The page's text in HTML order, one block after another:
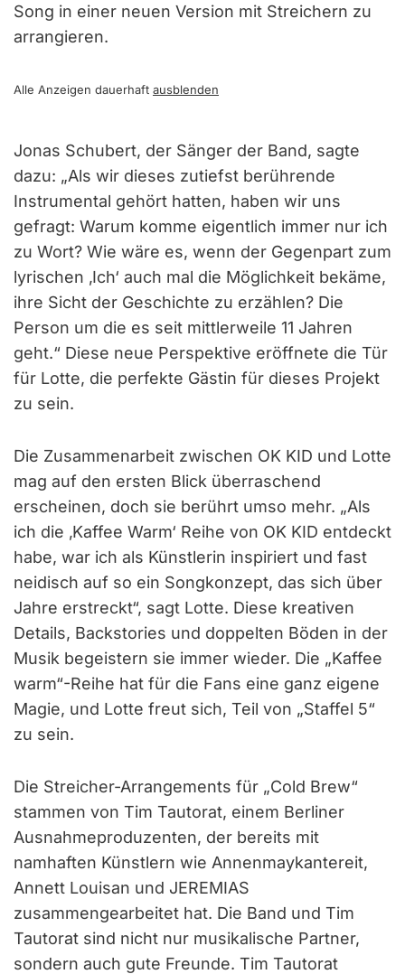
Song in einer neuen Version mit Streichern zu
arrangieren.
Alle Anzeigen dauerhaft ausblenden
Jonas Schubert, der Sänger der Band, sagte
dazu: „Als wir dieses zutiefst berührende
Instrumental gehört hatten, haben wir uns
gefragt: Warum komme eigentlich immer nur ich
zu Wort? Wie wäre es, wenn der Gegenpart zum
lyrischen ‚Ich‘ auch mal die Möglichkeit bekäme,
ihre Sicht der Geschichte zu erzählen? Die
Person um die es seit mittlerweile 11 Jahren
geht.“ Diese neue Perspektive eröffnete die Tür
für Lotte, die perfekte Gästin für dieses Projekt
zu sein.
Die Zusammenarbeit zwischen OK KID und Lotte
mag auf den ersten Blick überraschend
erscheinen, doch sie berührt umso mehr. „Als
ich die ‚Kaffee Warm‘ Reihe von OK KID entdeckt
habe, war ich als Künstlerin inspiriert und fast
neidisch auf so ein Songkonzept, das sich über
Jahre erstreckt“, sagt Lotte. Diese kreativen
Details, Backstories und doppelten Böden in der
Musik begeistern sie immer wieder. Die „Kaffee
warm“-Reihe hat für die Fans eine ganz eigene
Magie, und Lotte freut sich, Teil von „Staffel 5“
zu sein.
Die Streicher-Arrangements für „Cold Brew“
stammen von Tim Tautorat, einem Berliner
Ausnahmeproduzenten, der bereits mit
namhaften Künstlern wie Annenmaykantereit,
Annett Louisan und JEREMIAS
zusammengearbeitet hat. Die Band und Tim
Tautorat sind nicht nur musikalische Partner,
sondern auch gute Freunde. Tim Tautorat